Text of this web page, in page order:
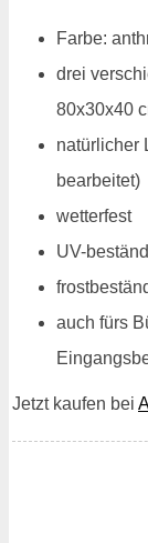
Farbe:
drei
80x30x40
natürlicher
bearbeitet)
wetterfest
UV-
auch fürs
Jetzt kaufen bei